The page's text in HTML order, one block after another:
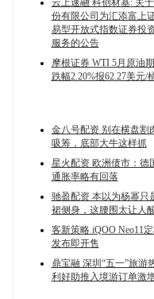
云上速融 科创材基: 关
份有限公司为汇添富上
易型开放式指数证券投
服务的公告
摩根证券 WTI 5月原油
跌幅2.20%报62.27美元/
金八号配资 别在横盘割
吸筹，底部大牛这样抓
星火配资 欧洲债市：德
通胀率略有回落
驰盈配资 本以为杨幂只
裙侧身，这腰围太让人
客新策略 iQOO Neo11
发布即开售
鼎宝融 深圳“五一”旅游
利好助推入境游订单激